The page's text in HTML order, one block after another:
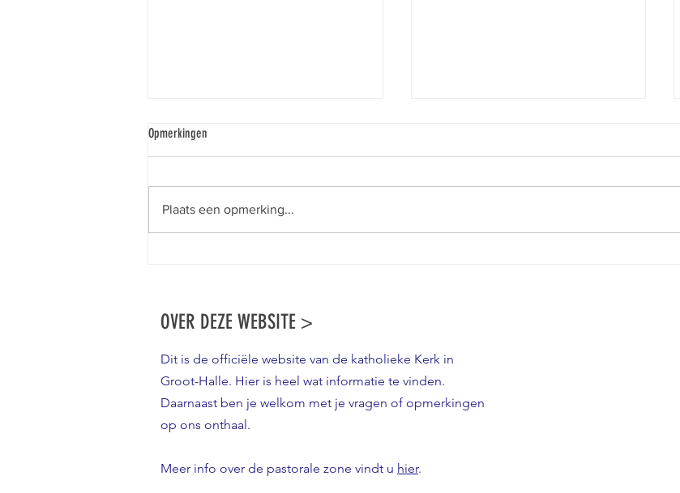
Inspiratie- en Ontmoetingsdag pastorale
zone Halle
Vrouwkathedraal van Antwerpen
was ‘s morgens de eerste spreker.
Opmerkingen
Plaats een opmerking...
OVER DEZE WEBSITE >
Dit is de officiële website van de katholieke Kerk in
Groot-Halle. Hier is heel wat informatie te vinden.
Daarnaast ben je welkom met je vragen of opmerkingen
op ons onthaal.
Meer info over de pastorale zone vindt u hier.